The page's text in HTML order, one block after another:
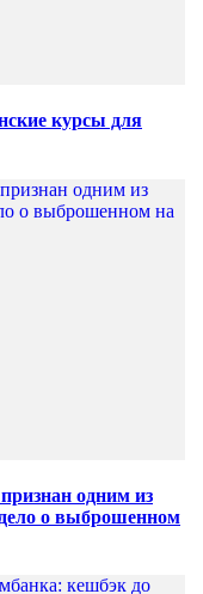
курсы для
одним из
о выброшенном